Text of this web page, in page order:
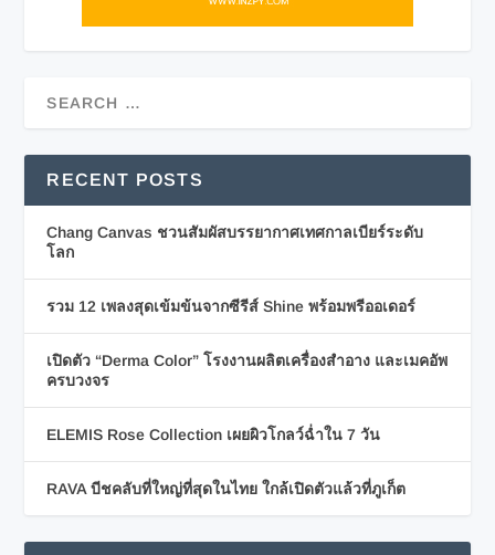
RECENT POSTS
Chang Canvas ชวนสัมผัสบรรยากาศเทศกาลเบียร์ระดับ
โลก
รวม 12 เพลงสุดเข้มข้นจากซีรีส์ Shine พร้อมพรีออเดอร์
เปิดตัว “Derma Color” โรงงานผลิตเครื่องสำอาง และเมคอัพ
ครบวงจร
ELEMIS Rose Collection เผยผิวโกลว์ฉ่ำใน 7 วัน
RAVA บีชคลับที่ใหญ่ที่สุดในไทย ใกล้เปิดตัวแล้วที่ภูเก็ต